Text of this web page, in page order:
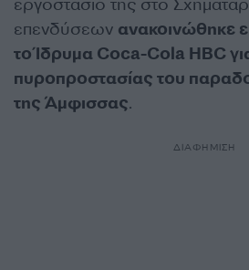
εργοστάσιό της στο
επενδύσεων ανακοινώθηκε
το Ίδρυμα Coca-Cola HBC
πυροπροστασίας του
της Άμφισσας.
ΔΙΑΦΗΜΙΣΗ